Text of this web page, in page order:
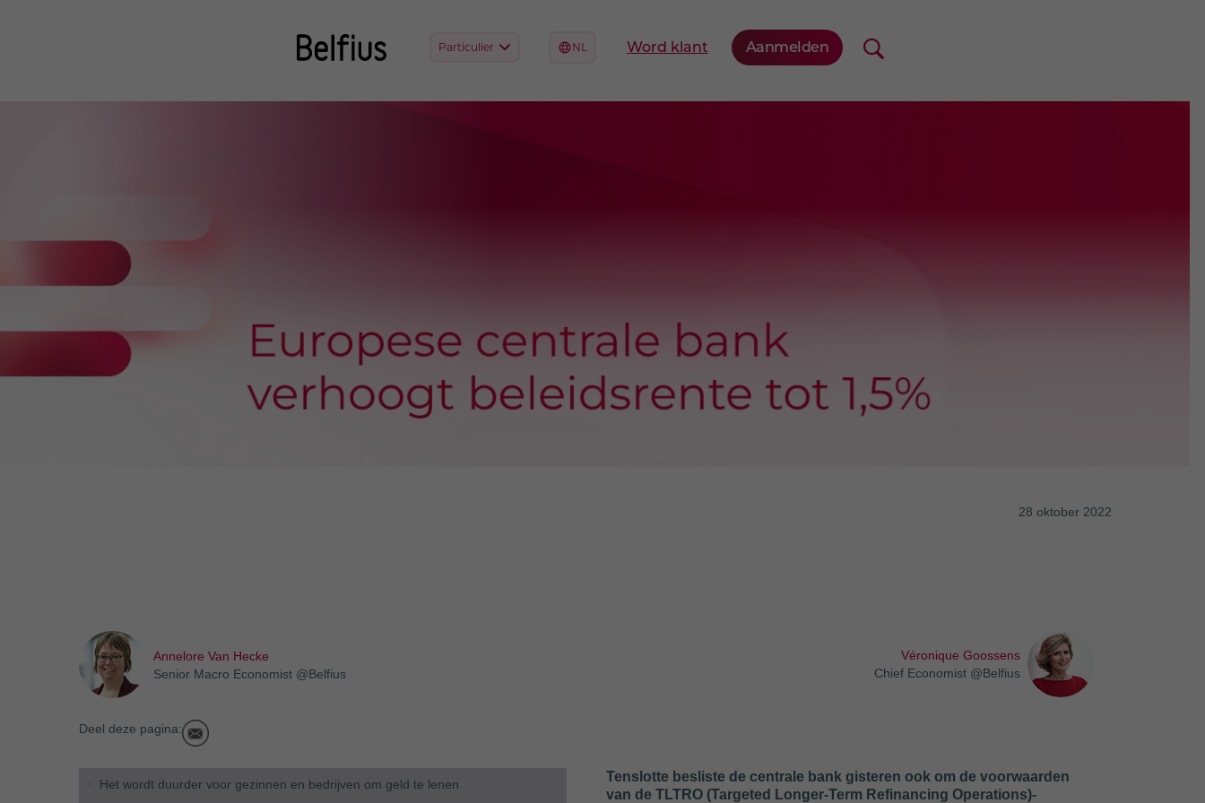
28 oktober 2022
Annelore Van Hecke
Senior Macro Economist @Belfius
Véronique Goossens
Chief Economist @Belfius
Deel deze pagina:
Het wordt duurder voor gezinnen en bedrijven om geld te lenen
Tenslotte besliste de centrale bank gisteren ook om de voorwaarden
van de TLTRO (Targeted Longer-Term Refinancing Operations)-